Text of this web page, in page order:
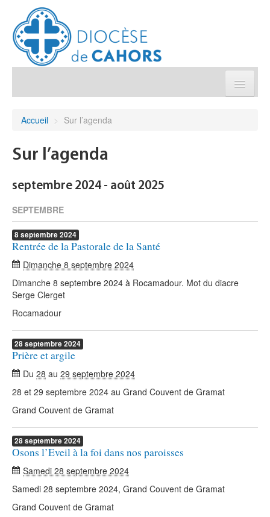
Agenda diocésain
Je donne
Annuaire/Contact
Accueil > Sur l’agenda
Sur l’agenda
septembre 2024 - août 2025
SEPTEMBRE
8septembre2024
Rentrée de la Pastorale de la Santé
Dimanche 8 septembre 2024
Dimanche 8 septembre 2024 à Rocamadour. Mot du diacre
Serge Clerget
Rocamadour
28septembre2024
Prière et argile
Du 28 au 29 septembre 2024
28 et 29 septembre 2024 au Grand Couvent de Gramat
Grand Couvent de Gramat
28septembre2024
Osons l’Eveil à la foi dans nos paroisses
Samedi 28 septembre 2024
Samedi 28 septembre 2024, Grand Couvent de Gramat
Grand Couvent de Gramat